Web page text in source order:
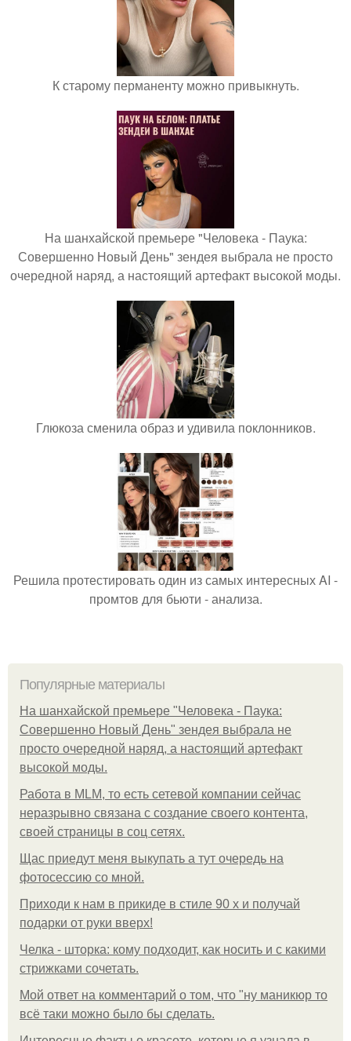
К старому перманенту можно привыкнуть.
На шанхайской премьере "Человека - Паука:
Совершенно Новый День" зендея выбрала не просто
очередной наряд, а настоящий артефакт высокой моды.
Глюкоза сменила образ и удивила поклонников.
Решила протестировать один из самых интересных AI -
промтов для бьюти - анализа.
Популярные материалы
На шанхайской премьере "Человека - Паука:
Совершенно Новый День" зендея выбрала не
просто очередной наряд, а настоящий артефакт
высокой моды.
Работа в MLM, то есть сетевой компании сейчас
неразрывно связана с создание своего контента,
своей страницы в соц сетях.
Щас приедут меня выкупать а тут очередь на
фотосессию со мной.
Приходи к нам в прикиде в стиле 90 х и получай
подарки от руки вверх!
Челка - шторка: кому подходит, как носить и с какими
стрижками сочетать.
Мой ответ на комментарий о том, что "ну маникюр то
всё таки можно было бы сделать.